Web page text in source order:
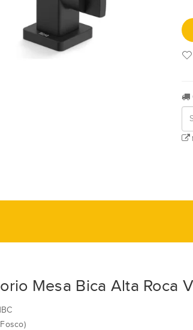
Mesa Bica Alta Roca